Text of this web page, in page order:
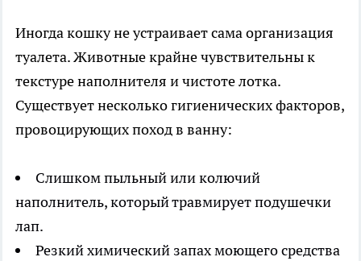
Иногда кошку не устраивает сама организация
туалета. Животные крайне чувствительны к
текстуре наполнителя и чистоте лотка.
Существует несколько гигиенических факторов,
провоцирующих поход в ванну:
Слишком пыльный или колючий
наполнитель, который травмирует подушечки
лап.
Резкий химический запах моющего средства